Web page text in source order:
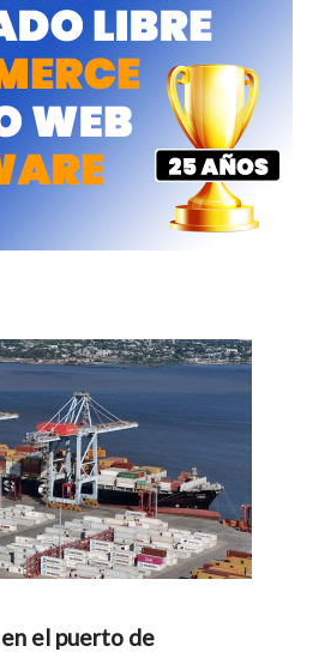
el puerto de